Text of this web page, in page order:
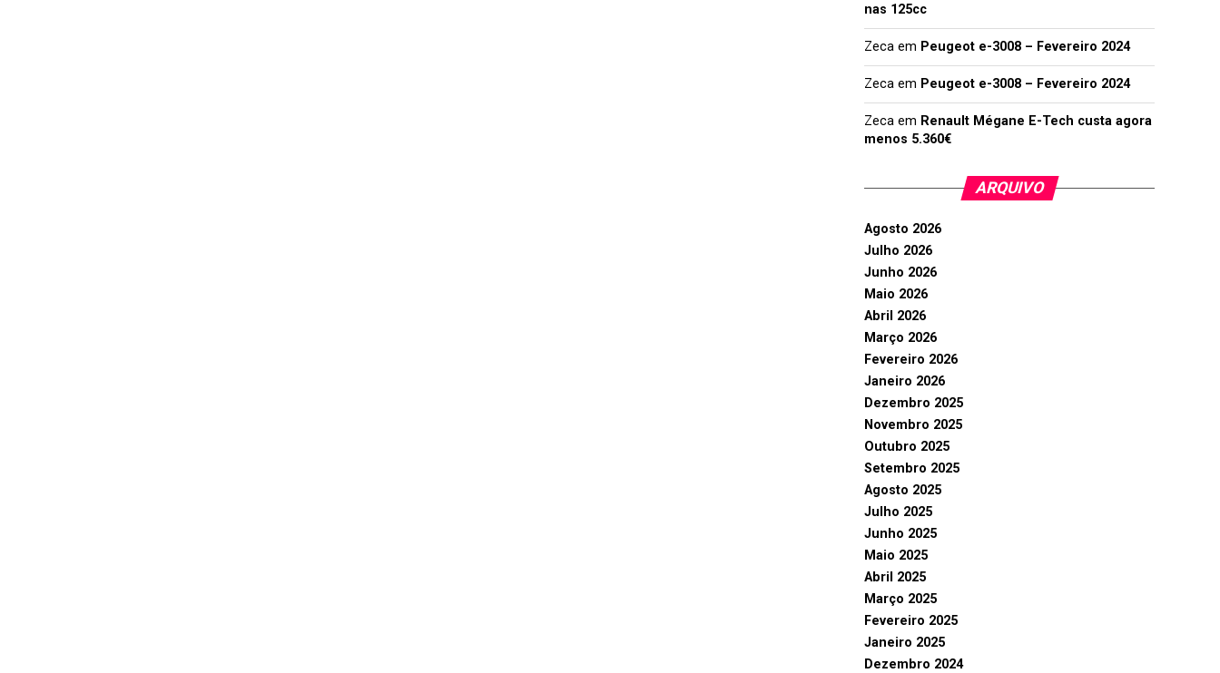
nas 125cc
Zeca em Peugeot e-3008 – Fevereiro 2024
Zeca em Peugeot e-3008 – Fevereiro 2024
Zeca em Renault Mégane E-Tech custa agora
menos 5.360€
ARQUIVO
Agosto 2026
Julho 2026
Junho 2026
Maio 2026
Abril 2026
Março 2026
Fevereiro 2026
Janeiro 2026
Dezembro 2025
Novembro 2025
Outubro 2025
Setembro 2025
Agosto 2025
Julho 2025
Junho 2025
Maio 2025
Abril 2025
Março 2025
Fevereiro 2025
Janeiro 2025
Dezembro 2024